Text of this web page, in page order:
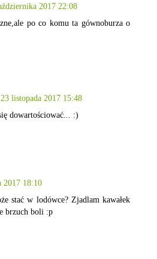
2017 22:08
po co komu ta gównoburza o
23 listopada 2017 15:48
dowartościować... :)
2017 18:10
stać w lodówce? Zjadlam kawałek
brzuch boli :p